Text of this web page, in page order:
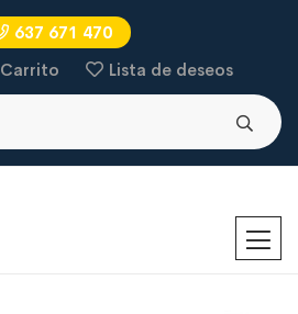
637 671 470
Carrito Lista de deseos